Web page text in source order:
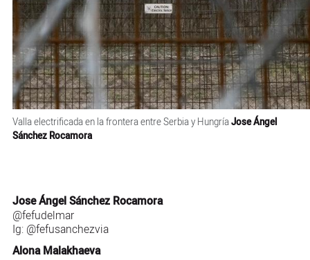
Valla electrificada en la frontera entre Serbia y HungríaJose Ángel
Sánchez Rocamora
Jose Ángel Sánchez Rocamora
@fefudelmar
Ig: @fefusanchezvia
Alona Malakhaeva